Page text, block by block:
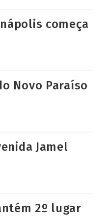
começa
Novo Paraíso
Jamel
2º lugar